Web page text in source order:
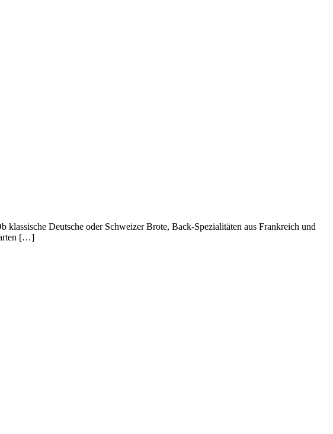
Deutsche oder Schweizer Brote, Back-Spezialitäten aus Frankreich und
[…]